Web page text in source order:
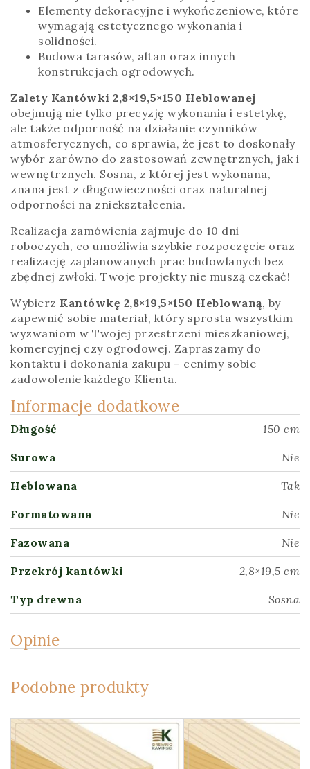
Elementy dekoracyjne i wykończeniowe, które
wymagają estetycznego wykonania i
solidności.
Budowa tarasów, altan oraz innych
konstrukcjach ogrodowych.
Zalety Kantówki 2,8×19,5×150 Heblowanej
obejmują nie tylko precyzję wykonania i estetykę,
ale także odporność na działanie czynników
atmosferycznych, co sprawia, że jest to doskonały
wybór zarówno do zastosowań zewnętrznych, jak i
wewnętrznych. Sosna, z której jest wykonana,
znana jest z długowieczności oraz naturalnej
odporności na zniekształcenia.
Realizacja zamówienia zajmuje do 10 dni
roboczych, co umożliwia szybkie rozpoczęcie oraz
realizację zaplanowanych prac budowlanych bez
zbędnej zwłoki. Twoje projekty nie muszą czekać!
Wybierz Kantówkę 2,8×19,5×150 Heblowaną, by
zapewnić sobie materiał, który sprosta wszystkim
wyzwaniom w Twojej przestrzeni mieszkaniowej,
komercyjnej czy ogrodowej. Zapraszamy do
kontaktu i dokonania zakupu – cenimy sobie
zadowolenie każdego Klienta.
Informacje dodatkowe
Długość 150 cm
Surowa Nie
Heblowana Tak
Formatowana Nie
Fazowana Nie
Przekrój kantówki 2,8×19,5 cm
Typ drewna Sosna
Opinie
Podobne produkty